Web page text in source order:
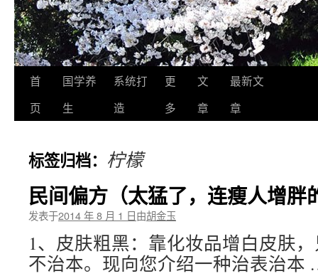
跳
文
首
页
国学养
生
系统打
造
更
多
文
章
最新文
章
标签归档： 柠檬
民间偏方（太猛了，连瘦人增胖
发表于2014 年 8 月 1 日由胡金玉
1、皮肤粗黑：靠化妆品增白皮肤
不治本。现向您介绍一种治表治